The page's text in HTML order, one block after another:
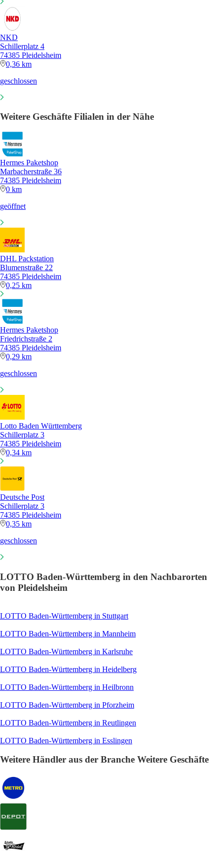
NKD
Schillerplatz 4
74385 Pleidelsheim
0,36 km
geschlossen
Weitere Geschäfte Filialen in der Nähe
Hermes Paketshop
Marbacherstraße 36
74385 Pleidelsheim
0 km
geöffnet
DHL Packstation
Blumenstraße 22
74385 Pleidelsheim
0,25 km
Hermes Paketshop
Friedrichstraße 2
74385 Pleidelsheim
0,29 km
geschlossen
Lotto Baden Württemberg
Schillerplatz 3
74385 Pleidelsheim
0,34 km
Deutsche Post
Schillerplatz 3
74385 Pleidelsheim
0,35 km
geschlossen
LOTTO Baden-Württemberg in den Nachbarorten
von Pleidelsheim
LOTTO Baden-Württemberg in Stuttgart
LOTTO Baden-Württemberg in Mannheim
LOTTO Baden-Württemberg in Karlsruhe
LOTTO Baden-Württemberg in Heidelberg
LOTTO Baden-Württemberg in Heilbronn
LOTTO Baden-Württemberg in Pforzheim
LOTTO Baden-Württemberg in Reutlingen
LOTTO Baden-Württemberg in Esslingen
Weitere Händler aus der Branche Weitere Geschäfte